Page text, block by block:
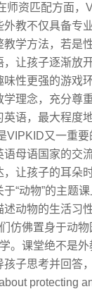
师资匹配方面，
教不仅具备专
学方法，若是
让孩子逐渐放
性更强的游戏
理念，充分尊
语，最大程度
VIPKID又一重
母语国家的交
让孩子的耳朵
“动物”的主题
动物的生活习
仿佛置身于动
。课堂绝不是
子思考并回答
protecting